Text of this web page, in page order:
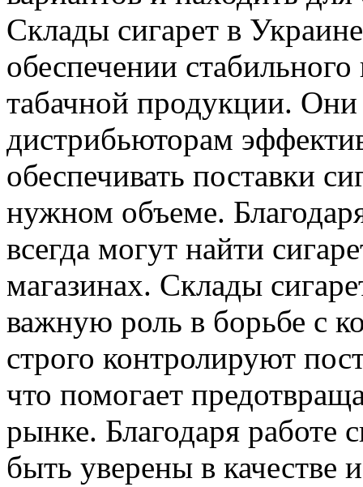
Склады сигарет в
обеспечении
табачной продукции.
дистрибьюторам
обеспечивать поставки
нужном объеме.
всегда могут найти
магазинах. Склады
важную роль в борьбе с
строго контролируют
что помогает
рынке. Благодаря работе
быть уверены в качестве